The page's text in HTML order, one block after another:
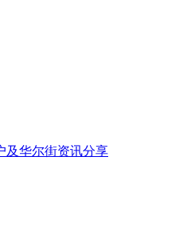
及华尔街资讯分享